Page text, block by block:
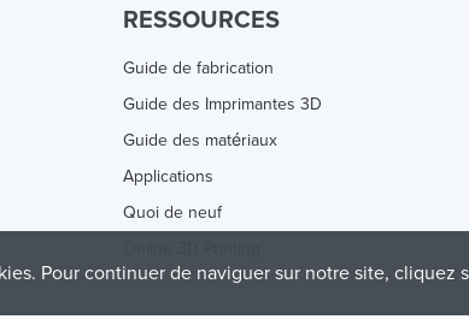
RESSOURCES
Guide de fabrication
Guide des Imprimantes 3D
Guide des matériaux
Applications
Quoi de neuf
Pour continuer de naviguer sur notre site, cliquez